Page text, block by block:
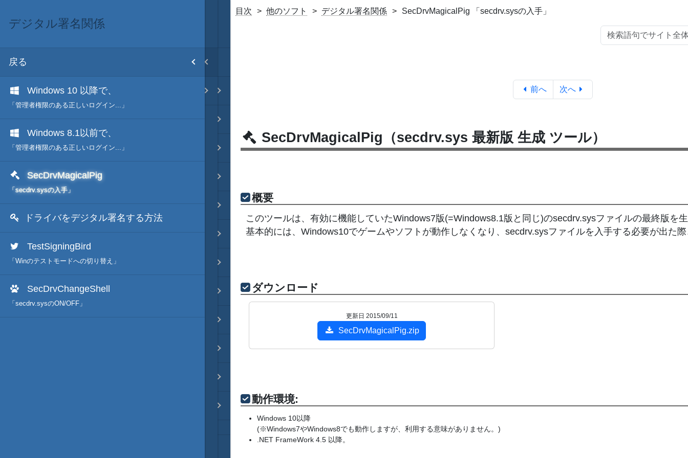
目次
初期設置
武将データ
フルカラー画面モード
音入替
フォント入替
他のソフト
戻る
デジタル署名関係
デジタル署名関係
戻る
Windows 10 以降で、
「管理者権限のある正しいログイン...」
Windows 8.1以前で、
「管理者権限のある正しいログイン...」
SecDrvMagicalPig
「secdrv.sysの入手」
ドライバをデジタル署名する方法
TestSigningBird
「Winのテストモードへの切り替え」
SecDrvChangeShell
「secdrv.sysのON/OFF」
目次 他のソフト デジタル署名関係 SecDrvMagicalPig 「secdrv.sysの入手」
前へ 次へ
SecDrvMagicalPig（secdrv.sys 最新版 生成 ツール）
概要
このツールは、有効に機能していたWindows7版(=Windows8.1版と同じ)のsecdrv.sysファイルの最終版を
基本的には、Windows10でゲームやソフトが動作しなくなり、secdrv.sysファイルを入手する必要が出た
ダウンロード
更新日 2015/09/11
SecDrvMagicalPig.zip
動作環境:
Windows 10以降
(※Windows7やWindows8でも動作しますが、利用する意味がありません。)
.NET FrameWork 4.5 以降。